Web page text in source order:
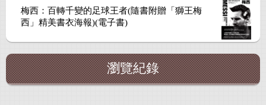
梅西：百轉千變的足球王者(隨書附贈「獅王梅
西」精美書衣海報)(電子書)
瀏覽紀錄